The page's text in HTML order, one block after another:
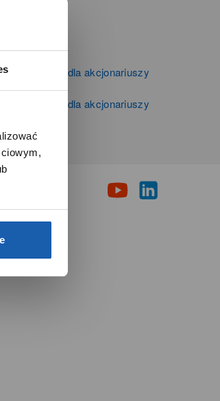
dla mediów
firmowe i dla akcjonariuszy
firmowe i dla akcjonariuszy